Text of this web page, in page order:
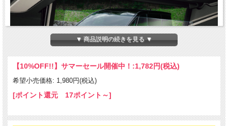
▼ 商品説明の続きを見る ▼
【10%OFF!!】サマーセール開催中！:1,782円(税込)
希望小売価格: 1,980円(税込)
[ポイント還元 17ポイント～]